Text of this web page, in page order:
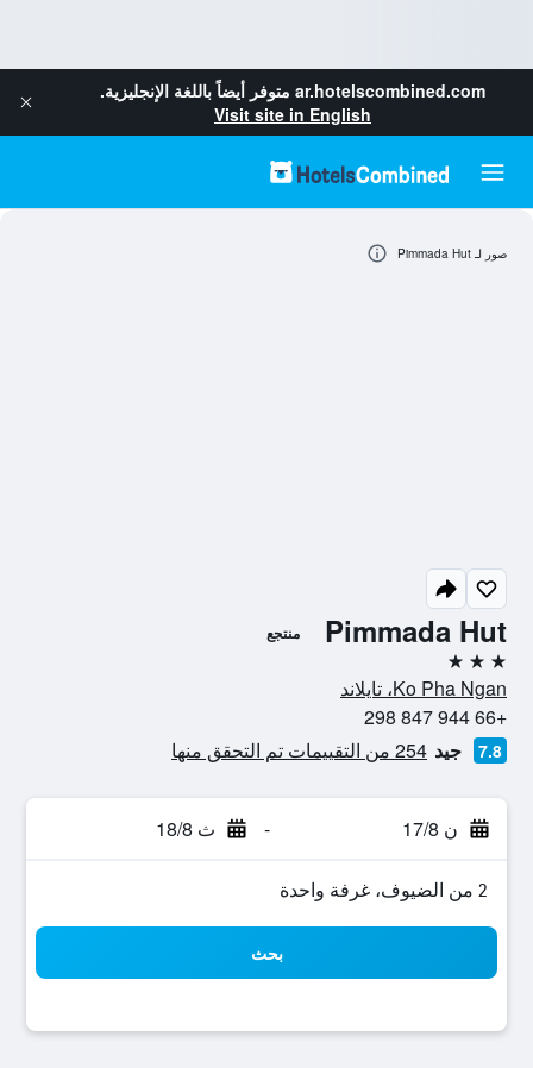
ar.hotelscombined.com متوفر أيضاً باللغة الإنجليزية.
Visit site in English
Pimmada Hut منتجع
3 نجوم
Ko Pha Ngan، تايلاند
+66 944 847 298
7.8 جيد 254 من التقييمات تم التحقق منها
ن 17/8 - ث 18/8
2 من الضيوف، غرفة واحدة
بحث
صور لـ Pimmada Hut